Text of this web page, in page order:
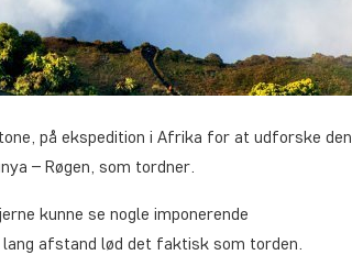
på ekspedition i Afrika for at udforske den
– Røgen, som tordner.
kunne se nogle imponerende
afstand lød det faktisk som torden.